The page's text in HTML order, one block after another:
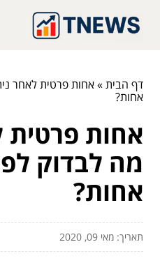
דף הבית»אחות פרטית לאחר
אחות?
אחות פרטית
מה לבדוק
אחות?
תאריך: מאי 09, 2020